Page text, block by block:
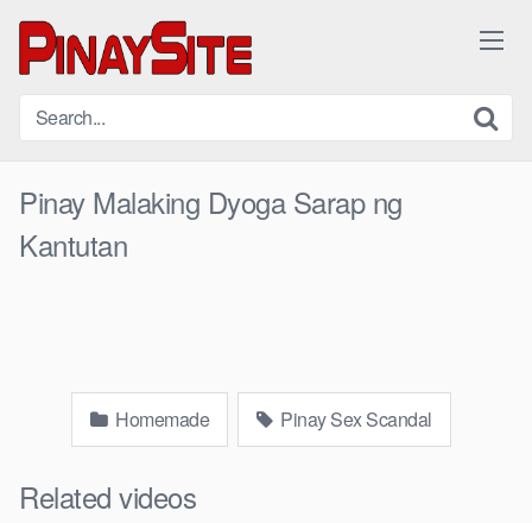
content
Pinay Malaking Dyoga Sarap ng
Kantutan
Homemade Pinay Sex Scandal
Related videos